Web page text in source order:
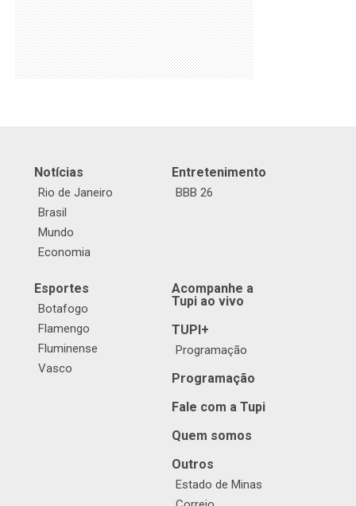
Notícias
Rio de Janeiro
Brasil
Mundo
Economia
Entretenimento
BBB 26
Esportes
Botafogo
Flamengo
Fluminense
Vasco
Acompanhe a
Tupi ao vivo
TUPI+
Programação
Programação
Fale com a Tupi
Quem somos
Outros
Estado de Minas